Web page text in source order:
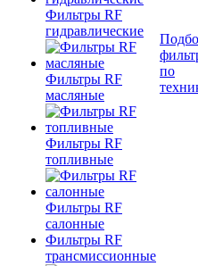
Фильтры RF
гидравлические
Фильтры RF
масляные
Фильтры RF
топливные
Фильтры RF
салонные
Фильтры RF
трансмиссионные
по